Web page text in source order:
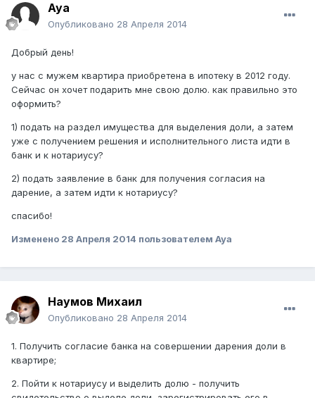
Aya
Опубликовано 28 Апреля 2014
Добрый день!
у нас с мужем квартира приобретена в ипотеку в 2012 году.
Сейчас он хочет подарить мне свою долю. как правильно это
оформить?
1) подать на раздел имущества для выделения доли, а затем
уже с получением решения и исполнительного листа идти в
банк и к нотариусу?
2) подать заявление в банк для получения согласия на
дарение, а затем идти к нотариусу?
спасибо!
Изменено 28 Апреля 2014 пользователем Aya
Наумов Михаил
Опубликовано 28 Апреля 2014
1. Получить согласие банка на совершении дарения доли в
квартире;
2. Пойти к нотариусу и выделить долю - получить